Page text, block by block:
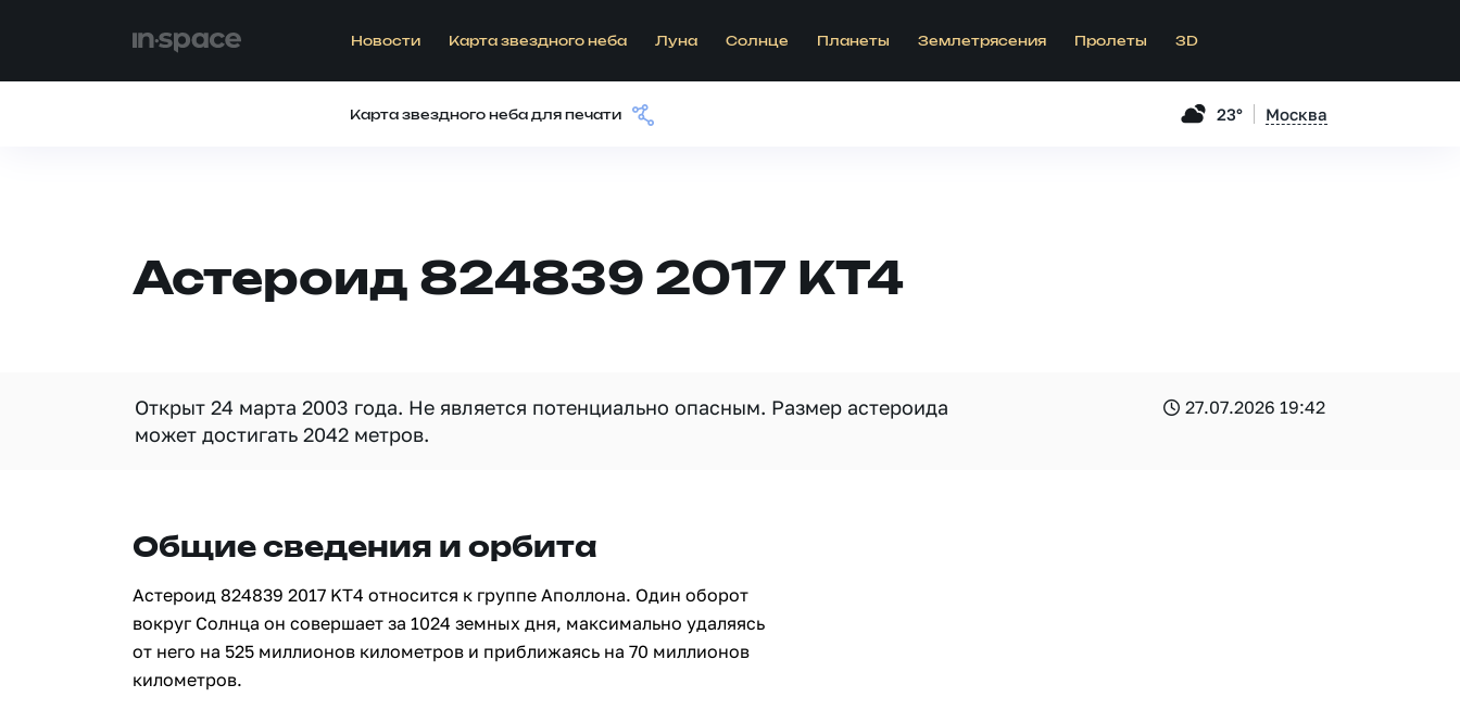
Новости Карта звездного неба Луна Солнце Планеты Землетрясения Пролеты 3D
Карта звездного неба для печати 23° Москва
Астероид 824839 2017 KT4
Открыт 24 марта 2003 года. Не является потенциально опасным. Размер астероида
может достигать 2042 метров.
27.07.2026 19:42
Общие сведения и орбита
Астероид 824839 2017 KT4 относится к группе Аполлона. Один оборот
вокруг Солнца он совершает за 1024 земных дня, максимально удаляясь
от него на 525 миллионов километров и приближаясь на 70 миллионов
километров.